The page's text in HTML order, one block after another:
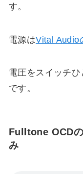
す。
電源はVital Audio
電圧をスイッチ
です。
Fulltone OCD
み